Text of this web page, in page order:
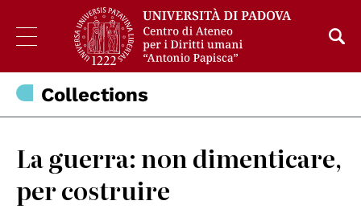
Collections
La guerra: non dimenticare,
per costruire